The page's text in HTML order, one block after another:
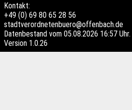
Kontakt:
+49 (0) 69 80 65 28 56
stadtverordnetenbuero@offenbach.de
Datenbestand vom 05.08.2026 16:57 Uhr.
Version 1.0.26